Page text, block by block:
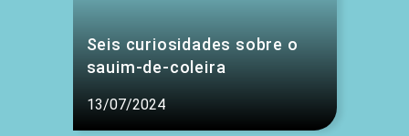
Seis curiosidades sobre o
sauim-de-coleira
13/07/2024